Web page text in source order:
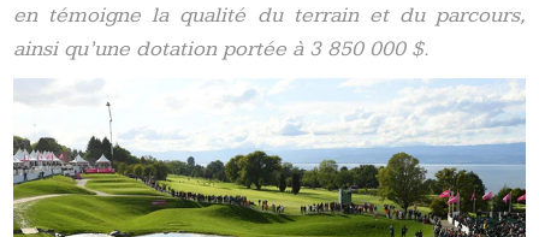
en témoigne la qualité du terrain et du parcours,
ainsi qu’une dotation portée à 3 850 000 $.